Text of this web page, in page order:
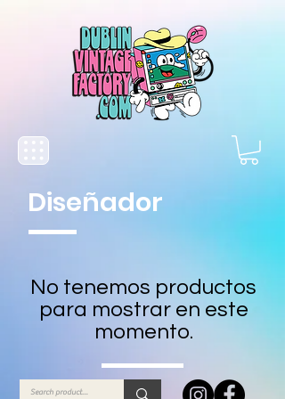
No tenemos productos
para mostrar en este
momento.
Diseñador